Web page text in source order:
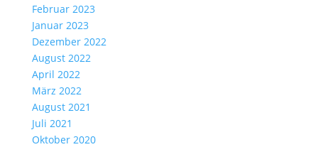
Februar 2023
Januar 2023
Dezember 2022
August 2022
April 2022
März 2022
August 2021
Juli 2021
Oktober 2020